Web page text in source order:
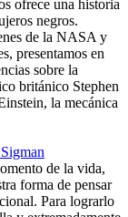
ofrece una historia
negros.
de la NASA y
presentamos en
sobre la
británico Stephen
la mecánica
de la vida,
forma de pensar
Para lograrlo